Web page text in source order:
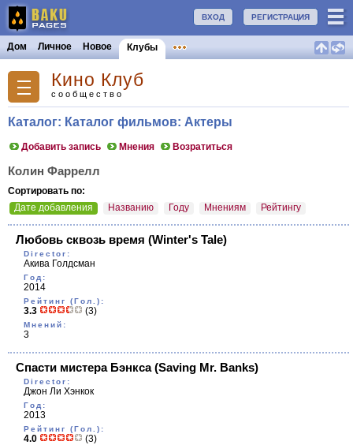
РЕГИСТРАЦИЯ
ВХОД
Дом Личное Новое Клубы
Кино Клуб
сообщество
Каталог: Каталог фильмов: Актеры
Добавить запись Мнения Возратиться
Колин Фаррелл
Сортировать по:
Дате добавления
Названию Году Мнениям Рейтингу
Любовь сквозь время (Winter's Tale)
Director:
Акива Голдсман
Год:
2014
Рейтинг (Гол.):
3.3 (3)
Мнений:
3
Спасти мистера Бэнкса(Saving Mr. Banks)
Director:
Джон Ли Хэнкок
Год:
2013
Рейтинг (Гол.):
4.0 (3)